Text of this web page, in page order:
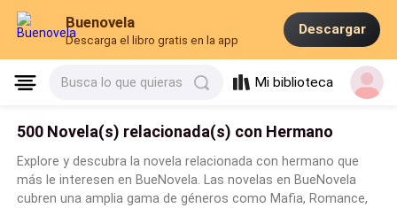
Buenovela
Descarga el libro gratis en la app
Descargar
Busca lo que quieras Mi biblioteca
500 Novela(s) relacionada(s) con Hermano
Explore y descubra la novela relacionada con hermano que
más le interesen en BueNovela. Las novelas en BueNovela
cubren una amplia gama de géneros como Mafia, Romance,